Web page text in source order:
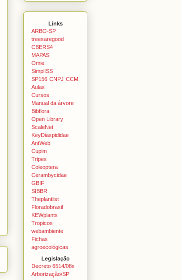
Links
ARBO-SP
treesaregood
CBERS4
MAPAS
Omie
SimplISS
SP156 CNPJ CCM
Aulas
Cursos
Manual da árvore
Bibflora
Open Library
ScaleNet
KeyDiaspididae
AntWeb
Cupim
Tripes
Coleoptera
Cerambycidae
GBIF
SIBBR
Theplantlist
Floradobrasil
KEWplants
Tropicos
webambiente
Fichas
agroecológicas
Legislação
Decreto 6514/08s
Arborização/SP